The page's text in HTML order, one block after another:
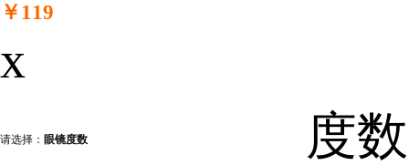
￥119
x
请选择： 眼镜度数
度数